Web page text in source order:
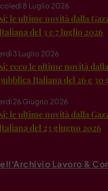
8 Luglio 2026
le ultime novità dalla
del 3 e 7 luglio 2026
3 Luglio 2026
ecco le ultime novità
Italiana del 26 e 30
26 Giugno 2026
le ultime novità dalla
del 23 giugno 2026
Lavoro &